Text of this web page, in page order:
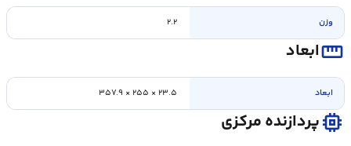
وزن ۲.۲
straightenابعاد
ابعاد ۲۳.۵ × ۲۵۵ × ۳۵۷.۹
memoryپردازنده مرکزی